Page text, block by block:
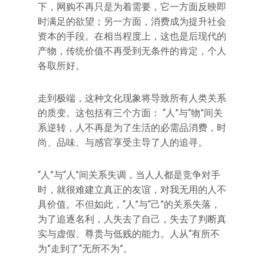
下，网购不再只是为着需要，它一方面反映即
时满足的欲望；另一方面，消费成为提升社会
资本的手段。在相当程度上，这也是后现代的
产物，传统价值不再受到无条件的肯定，个人
各取所好。
走到极端，这种文化现象将导致所有人类关系
的质变。这包括有三个方面： “人”与“物”间关
系逆转，人不再是为了生活的必需品消费，时
尚、品味、与感官享受主导了人的追寻。
“人”与“人”间关系失调，当人人都是竞争对手
时，就很难建立真正的友谊，对我无用的人不
具价值。不但如此，“人”与“己”的关系失落，
为了追逐名利，人失去了自己，失去了判断真
实与虚假、尊贵与低贱的能力。人从“有所不
为”走到了“无所不为”。